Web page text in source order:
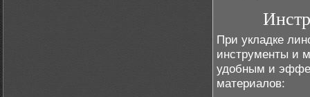
При укладке
инструменты и
удобным и
материалов: